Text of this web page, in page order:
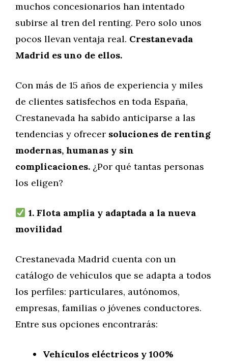
muchos concesionarios han intentado
subirse al tren del renting. Pero solo unos
pocos llevan ventaja real. Crestanevada
Madrid es uno de ellos.
Con más de 15 años de experiencia y miles
de clientes satisfechos en toda España,
Crestanevada ha sabido anticiparse a las
tendencias y ofrecer soluciones de renting
modernas, humanas y sin
complicaciones. ¿Por qué tantas personas
los eligen?
1. Flota amplia y adaptada a la nueva
movilidad
Crestanevada Madrid cuenta con un
catálogo de vehículos que se adapta a todos
los perfiles: particulares, autónomos,
empresas, familias o jóvenes conductores.
Entre sus opciones encontrarás:
Vehículos eléctricos y 100%